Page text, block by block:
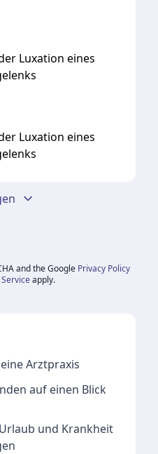
Luxation eines
Luxation eines
and the Google Privacy Policy
apply.
Arztpraxis
auf einen Blick
und Krankheit